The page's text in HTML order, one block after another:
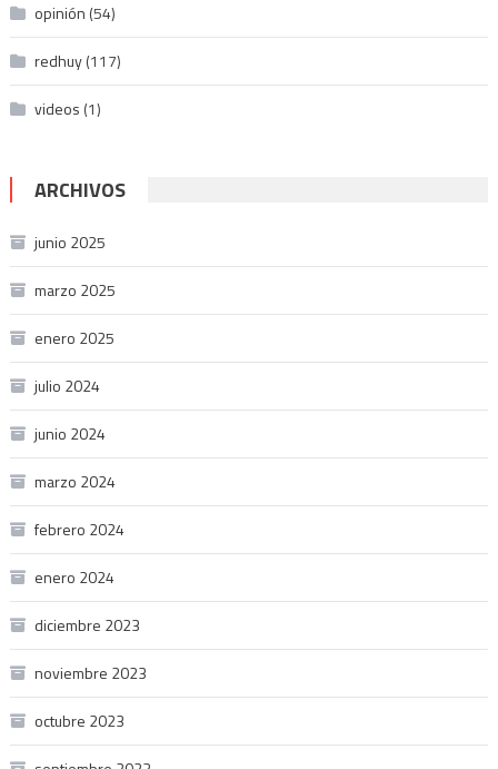
opinión (54)
redhuy(117)
videos (1)
ARCHIVOS
junio 2025
marzo 2025
enero 2025
julio 2024
junio 2024
marzo 2024
febrero 2024
enero 2024
diciembre 2023
noviembre 2023
octubre 2023